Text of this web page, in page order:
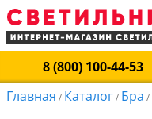
8 (800) 100-44-53
Главная / Каталог/ Бра /